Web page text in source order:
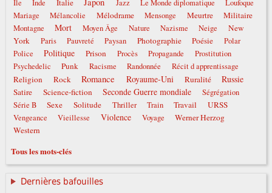
Île
Inde Italie Jazz Le Monde diplomatique
Loufoque
Mariage
Mélancolie Mélodrame Mensonge Meurtre Militaire
Montagne Mort Moyen Âge Nature Nazisme Neige
New
York
Paris Pauvreté Paysan Photographie Poésie
Polar
Police
Politique Prison Procès Propagande
Prostitution
Psychedelic
Punk Racisme Randonnée Récit d apprentissage
Religion Rock Romance Royaume-Uni Ruralité Russie
Satire Science-fiction Seconde Guerre mondiale
Ségrégation
Série B
Sexe Solitude Thriller Train Travail URSS
Vengeance Vieillesse Violence Voyage
Werner Herzog
Western
Tous les mots-clés
Dernières bafouilles